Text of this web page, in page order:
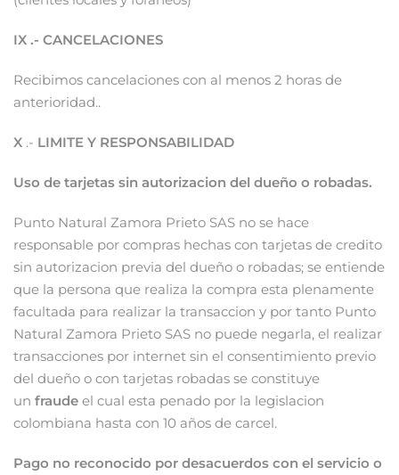
IX .- CANCELACIONES
Recibimos cancelaciones con al menos 2 horas de
anterioridad..
X .- LIMITE Y RESPONSABILIDAD
Uso de tarjetas sin autorizacion del dueño o robadas.
Punto Natural Zamora Prieto SAS no se hace
responsable por compras hechas con tarjetas de credito
sin autorizacion previa del dueño o robadas; se entiende
que la persona que realiza la compra esta plenamente
facultada para realizar la transaccion y por tanto Punto
Natural Zamora Prieto SAS no puede negarla, el realizar
transacciones por internet sin el consentimiento previo
del dueño o con tarjetas robadas se constituye
un fraude el cual esta penado por la legislacion
colombiana hasta con 10 años de carcel.
Pago no reconocido por desacuerdos con el servicio o